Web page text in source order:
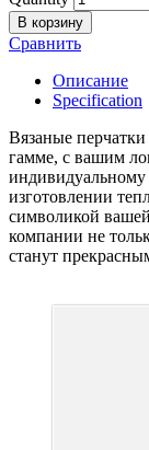
В корзину
Сравнить
Описание
Specification
Вязаные
гамме, с вашим
индивидуальному
изготовлении
символикой
компании не
станут